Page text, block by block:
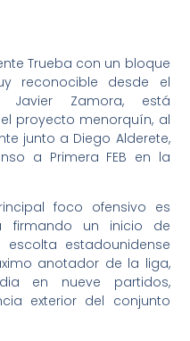
Trueba con un bloque
reconocible desde el
Javier Zamora, está
proyecto menorquín, al
junto a Diego Alderete,
a Primera FEB en la
foco ofensivo es
firmando un inicio de
escolta estadounidense
anotador de la liga,
en nueve partidos,
exterior del conjunto